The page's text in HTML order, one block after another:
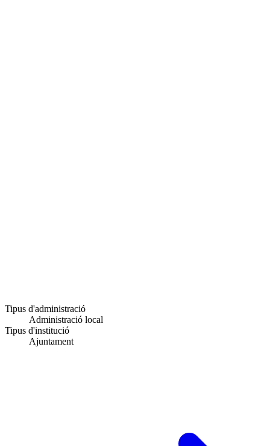
Tipus d'administració
Administració local
Tipus d'institució
Ajuntament